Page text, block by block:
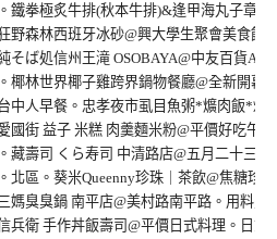
鐵拳極炙牛排(秋本牛排)&逢甲海丸子章
野森林西班牙冰砂@興大學生聚會美食
そば処信州王滝 OSOBAYA@中友百貨
椰林世界椰子雞跨界鍋物餐廳@全新開
中人早餐。忠孝夜市虱目魚粥*爌肉飯*
國街 益子 米糕 肉羹麵米粉@平價好吃午
藏壽司 くら寿司 中清路店@五月二十三
北區。葵米Queenny珍珠｜茶飲@焦糖
媽臭臭鍋 南平店@美村路南平路。用料
兵衛 手作丼飯壽司@平價日式料理。日